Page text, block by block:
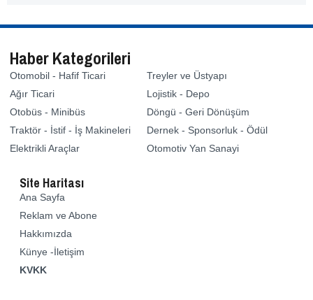
Haber Kategorileri
Otomobil - Hafif Ticari
Ağır Ticari
Otobüs - Minibüs
Traktör - İstif - İş Makineleri
Elektrikli Araçlar
Treyler ve Üstyapı
Lojistik - Depo
Döngü - Geri Dönüşüm
Dernek - Sponsorluk - Ödül
Otomotiv Yan Sanayi
Site Haritası
Ana Sayfa
Reklam ve Abone
Hakkımızda
Künye -İletişim
KVKK